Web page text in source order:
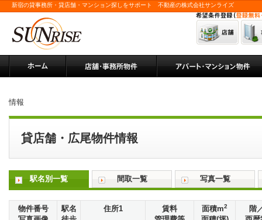
新宿の貸事務所・貸店舗・マンション探しをサポート 不動産の株式会社サンライズ
情報
貸店舗・広尾物件情報
駅名別一覧 間取一覧 写真一覧
物件番号
駅名
住所1
賃料
面積m2
階